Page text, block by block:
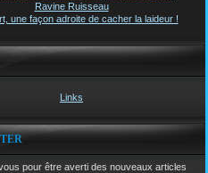
Ravine Ruisseau
une façon adroite de cacher la laideur !
Links
pour être averti des nouveaux articles